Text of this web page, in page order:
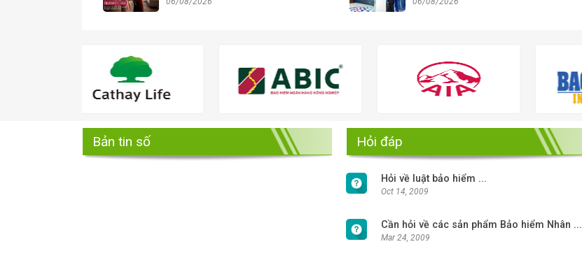
Bản tin số Hỏi đáp
Hỏi về luật bảo hiểm ...
Oct 14, 2009
Cần hỏi về các sản phẩm Bảo hiểm Nhân ...
Mar 24, 2009